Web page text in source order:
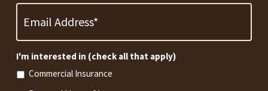
Address
*
I'm interested in (check all that apply)
Commercial Insurance